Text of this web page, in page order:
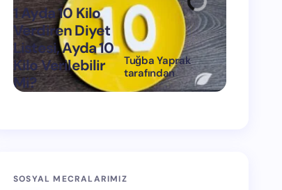
1 Ayda 10 Kilo
Verdiren Diyet
Listesi, Ayda 10
Kilo Verilebilir
Mi?
Tuğba Yaprak
tarafından
on
Mart 11, 2024
SOSYAL MECRALARIMIZ